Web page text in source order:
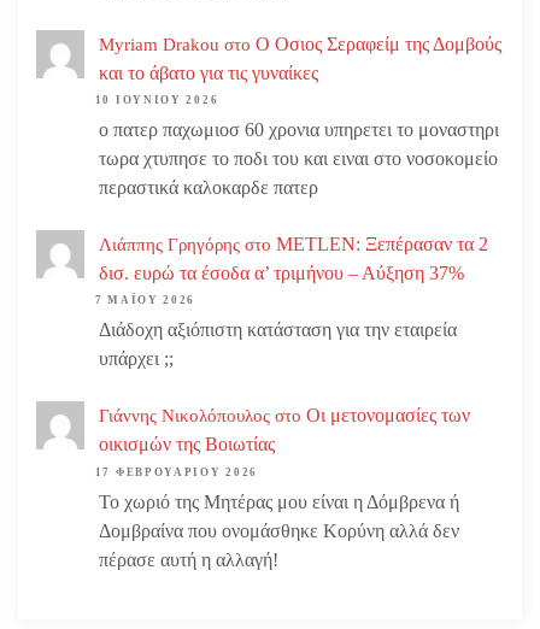
Myriam Drakou στο Ο Οσιος Σεραφείμ της Δομβούς
και το άβατο για τις γυναίκες
10 ΙΟΥΝΊΟΥ 2026
ο πατερ παχωμιοσ 60 χρονια υπηρετει το μοναστηρι
τωρα χτυπησε το ποδι του και ειναι στο νοσοκομείο
περαστικά καλοκαρδε πατερ
Λιάππης Γρηγόρης στο METLEN: Ξεπέρασαν τα 2
δισ. ευρώ τα έσοδα α’ τριμήνου – Αύξηση 37%
7 ΜΑΪ́ΟΥ 2026
Διάδοχη αξιόπιστη κατάσταση για την εταιρεία
υπάρχει ;;
Γιάννης Νικολόπουλος στο Οι μετονομασίες των
οικισμών της Βοιωτίας
17 ΦΕΒΡΟΥΑΡΊΟΥ 2026
Το χωριό της Μητέρας μου είναι η Δόμβρενα ή
Δομβραίνα που ονομάσθηκε Κορύνη αλλά δεν
πέρασε αυτή η αλλαγή!